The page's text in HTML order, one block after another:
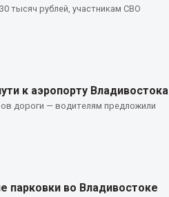
тысяч рублей, участникам СВО
к аэропорту Владивостока
дороги — водителям предложили
парковки во Владивостоке